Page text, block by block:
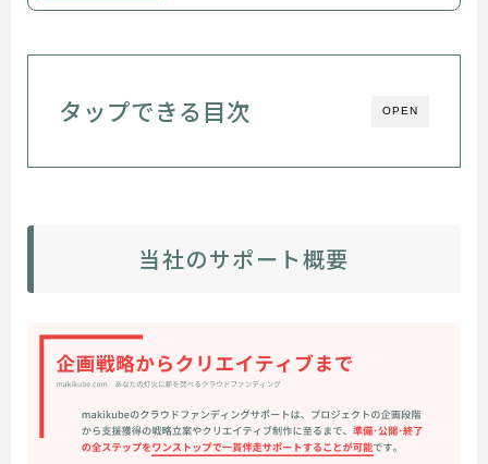
OPEN
タップできる目次
当社のサポート概要